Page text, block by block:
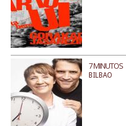
7 MINUTOS
BILBAO